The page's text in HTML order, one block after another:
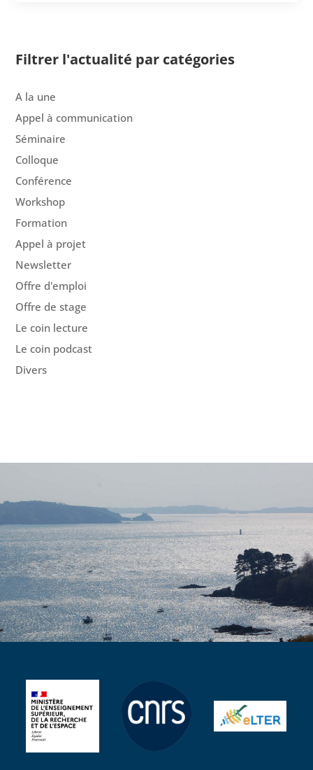
Filtrer l'actualité par catégories
A la une
Appel à communication
Séminaire
Colloque
Conférence
Workshop
Formation
Appel à projet
Newsletter
Offre d'emploi
Offre de stage
Le coin lecture
Le coin podcast
Divers